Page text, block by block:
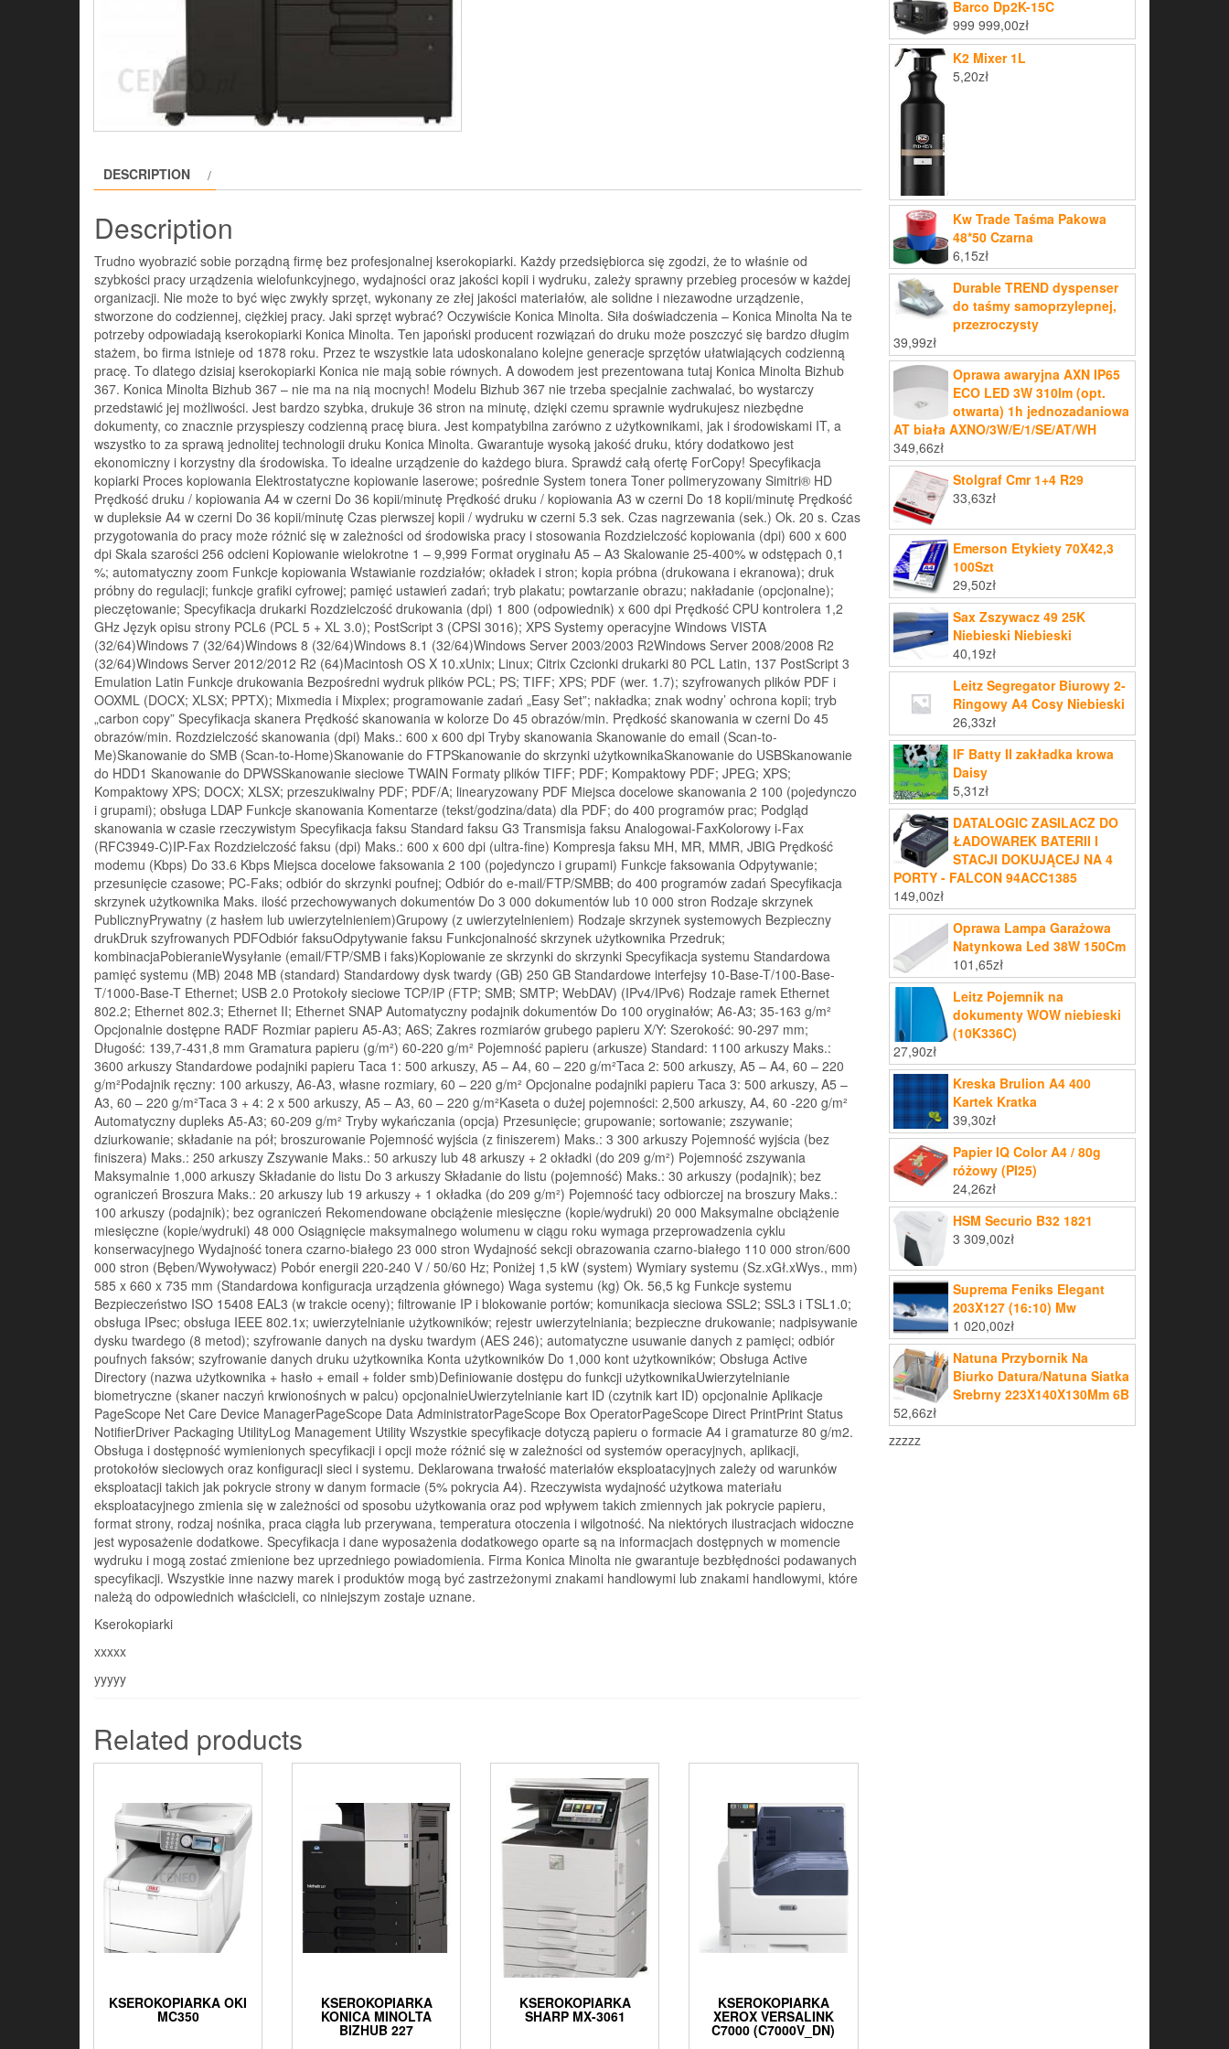
DESCRIPTION
Description
Trudno wyobrazić sobie porządną firmę bez profesjonalnej kserokopiarki. Każdy przedsiębiorca się zgodzi, że to właśnie od
szybkości pracy urządzenia wielofunkcyjnego, wydajności oraz jakości kopii i wydruku, zależy sprawny przebieg procesów w każdej
organizacji. Nie może to być więc zwykły sprzęt, wykonany ze złej jakości materiałów, ale solidne i niezawodne urządzenie,
stworzone do codziennej, ciężkiej pracy. Jaki sprzęt wybrać? Oczywiście Konica Minolta. Siła doświadczenia – Konica Minolta Na te
potrzeby odpowiadają kserokopiarki Konica Minolta. Ten japoński producent rozwiązań do druku może poszczyć się bardzo długim
stażem, bo firma istnieje od 1878 roku. Przez te wszystkie lata udoskonalano kolejne generacje sprzętów ułatwiających codzienną
pracę. To dlatego dzisiaj kserokopiarki Konica nie mają sobie równych. A dowodem jest prezentowana tutaj Konica Minolta Bizhub
367. Konica Minolta Bizhub 367 – nie ma na nią mocnych! Modelu Bizhub 367 nie trzeba specjalnie zachwalać, bo wystarczy
przedstawić jej możliwości. Jest bardzo szybka, drukuje 36 stron na minutę, dzięki czemu sprawnie wydrukujesz niezbędne
dokumenty, co znacznie przyspieszy codzienną pracę biura. Jest kompatybilna zarówno z użytkownikami, jak i środowiskami IT, a
wszystko to za sprawą jednolitej technologii druku Konica Minolta. Gwarantuje wysoką jakość druku, który dodatkowo jest
ekonomiczny i korzystny dla środowiska. To idealne urządzenie do każdego biura. Sprawdź całą ofertę ForCopy! Specyfikacja
kopiarki Proces kopiowania Elektrostatyczne kopiowanie laserowe; pośrednie System tonera Toner polimeryzowany Simitri® HD
Prędkość druku / kopiowania A4 w czerni Do 36 kopii/minutę Prędkość druku / kopiowania A3 w czerni Do 18 kopii/minutę Prędkość
w dupleksie A4 w czerni Do 36 kopii/minutę Czas pierwszej kopii / wydruku w czerni 5.3 sek. Czas nagrzewania (sek.) Ok. 20 s. Czas
przygotowania do pracy może różnić się w zależności od środowiska pracy i stosowania Rozdzielczość kopiowania (dpi) 600 x 600
dpi Skala szarości 256 odcieni Kopiowanie wielokrotne 1 – 9,999 Format oryginału A5 – A3 Skalowanie 25­-400% w odstępach 0,1
%; automatyczny zoom Funkcje kopiowania Wstawianie rozdziałów; okładek i stron; kopia próbna (drukowana i ekranowa); druk
próbny do regulacji; funkcje grafiki cyfrowej; pamięć ustawień zadań; tryb plakatu; powtarzanie obrazu; nakładanie (opcjonalne);
pieczętowanie; Specyfikacja drukarki Rozdzielczość drukowania (dpi) 1 800 (odpowiednik) x 600 dpi Prędkość CPU kontrolera 1,2
GHz Język opisu strony PCL6 (PCL 5 + XL 3.0); PostScript 3 (CPSI 3016); XPS Systemy operacyjne Windows VISTA
(32/64)Windows 7 (32/64)Windows 8 (32/64)Windows 8.1 (32/64)Windows Server 2003/2003 R2Windows Server 2008/2008 R2
(32/64)Windows Server 2012/2012 R2 (64)Macintosh OS X 10.xUnix; Linux; Citrix Czcionki drukarki 80 PCL Latin, 137 PostScript 3
Emulation Latin Funkcje drukowania Bezpośredni wydruk plików PCL; PS; TIFF; XPS; PDF (wer. 1.7); szyfrowanych plików PDF i
OOXML (DOCX; XLSX; PPTX); Mixmedia i Mixplex; programowanie zadań „Easy Set”; nakładka; znak wodny’ ochrona kopii; tryb
„carbon copy” Specyfikacja skanera Prędkość skanowania w kolorze Do 45 obrazów/min. Prędkość skanowania w czerni Do 45
obrazów/min. Rozdzielczość skanowania (dpi) Maks.: 600 x 600 dpi Tryby skanowania Skanowanie do email (Scan-to-
Me)Skanowanie do SMB (Scan-to-Home)Skanowanie do FTPSkanowanie do skrzynki użytkownikaSkanowanie do USBSkanowanie
do HDD1 Skanowanie do DPWSSkanowanie sieciowe TWAIN Formaty plików TIFF; PDF; Kompaktowy PDF; JPEG; XPS;
Kompaktowy XPS; DOCX; XLSX; przeszukiwalny PDF; PDF/A; linearyzowany PDF Miejsca docelowe skanowania 2 100 (pojedynczo
i grupami); obsługa LDAP Funkcje skanowania Komentarze (tekst/godzina/data) dla PDF; do 400 programów prac; Podgląd
skanowania w czasie rzeczywistym Specyfikacja faksu Standard faksu G3 Transmisja faksu Analogowai-FaxKolorowy i-Fax
(RFC3949-C)IP-Fax Rozdzielczość faksu (dpi) Maks.: 600 x 600 dpi (ultra-fine) Kompresja faksu MH, MR, MMR, JBIG Prędkość
modemu (Kbps) Do 33.6 Kbps Miejsca docelowe faksowania 2 100 (pojedynczo i grupami) Funkcje faksowania Odpytywanie;
przesunięcie czasowe; PC-Faks; odbiór do skrzynki poufnej; Odbiór do e-mail/FTP/SMBB; do 400 programów zadań Specyfikacja
skrzynek użytkownika Maks. ilość przechowywanych dokumentów Do 3 000 dokumentów lub 10 000 stron Rodzaje skrzynek
PublicznyPrywatny (z hasłem lub uwierzytelnieniem)Grupowy (z uwierzytelnieniem) Rodzaje skrzynek systemowych Bezpieczny
drukDruk szyfrowanych PDFOdbiór faksuOdpytywanie faksu Funkcjonalność skrzynek użytkownika Przedruk;
kombinacjaPobieranieWysyłanie (email/FTP/SMB i faks)Kopiowanie ze skrzynki do skrzynki Specyfikacja systemu Standardowa
pamięć systemu (MB) 2048 MB (standard) Standardowy dysk twardy (GB) 250 GB Standardowe interfejsy 10-Base-T/100-Base-
T/1000-Base-T Ethernet; USB 2.0 Protokoły sieciowe TCP/IP (FTP; SMB; SMTP; WebDAV) (IPv4/IPv6) Rodzaje ramek Ethernet
802.2; Ethernet 802.3; Ethernet II; Ethernet SNAP Automatyczny podajnik dokumentów Do 100 oryginałów; A6-A3; 35-163 g/m²
Opcjonalnie dostępne RADF Rozmiar papieru A5-A3; A6S; Zakres rozmiarów grubego papieru X/Y: Szerokość: 90-297 mm;
Długość: 139,7-431,8 mm Gramatura papieru (g/m²) 60-220 g/m² Pojemność papieru (arkusze) Standard: 1100 arkuszy Maks.:
3600 arkuszy Standardowe podajniki papieru Taca 1: 500 arkuszy, A5 – A4, 60 – 220 g/m²Taca 2: 500 arkuszy, A5 – A4, 60 – 220
g/m²Podajnik ręczny: 100 arkuszy, A6-A3, własne rozmiary, 60 – 220 g/m² Opcjonalne podajniki papieru Taca 3: 500 arkuszy, A5 –
A3, 60 – 220 g/m²Taca 3 + 4: 2 x 500 arkuszy, A5 – A3, 60 – 220 g/m²Kaseta o dużej pojemności: 2,500 arkuszy, A4, 60 -220 g/m²
Automatyczny dupleks A5-A3; 60-209 g/m² Tryby wykańczania (opcja) Przesunięcie; grupowanie; sortowanie; zszywanie;
dziurkowanie; składanie na pół; broszurowanie Pojemność wyjścia (z finiszerem) Maks.: 3 300 arkuszy Pojemność wyjścia (bez
finiszera) Maks.: 250 arkuszy Zszywanie Maks.: 50 arkuszy lub 48 arkuszy + 2 okładki (do 209 g/m²) Pojemność zszywania
Maksymalnie 1,000 arkuszy Składanie do listu Do 3 arkuszy Składanie do listu (pojemność) Maks.: 30 arkuszy (podajnik); bez
ograniczeń Broszura Maks.: 20 arkuszy lub 19 arkuszy + 1 okładka (do 209 g/m²) Pojemność tacy odbiorczej na broszury Maks.:
100 arkuszy (podajnik); bez ograniczeń Rekomendowane obciążenie miesięczne (kopie/wydruki) 20 000 Maksymalne obciążenie
miesięczne (kopie/wydruki) 48 000 Osiągnięcie maksymalnego wolumenu w ciągu roku wymaga przeprowadzenia cyklu
konserwacyjnego Wydajność tonera czarno-białego 23 000 stron Wydajność sekcji obrazowania czarno-białego 110 000 stron/600
000 stron (Bęben/Wywoływacz) Pobór energii 220-240 V / 50/60 Hz; Poniżej 1,5 kW (system) Wymiary systemu (Sz.xGł.xWys., mm)
585 x 660 x 735 mm (Standardowa konfiguracja urządzenia głównego) Waga systemu (kg) Ok. 56,5 kg Funkcje systemu
Bezpieczeństwo ISO 15408 EAL3 (w trakcie oceny); filtrowanie IP i blokowanie portów; komunikacja sieciowa SSL2; SSL3 i TSL1.0;
obsługa IPsec; obsługa IEEE 802.1x; uwierzytelnianie użytkowników; rejestr uwierzytelniania; bezpieczne drukowanie; nadpisywanie
dysku twardego (8 metod); szyfrowanie danych na dysku twardym (AES 246); automatyczne usuwanie danych z pamięci; odbiór
poufnych faksów; szyfrowanie danych druku użytkownika Konta użytkowników Do 1,000 kont użytkowników; Obsługa Active
Directory (nazwa użytkownika + hasło + email + folder smb)Definiowanie dostępu do funkcji użytkownikaUwierzytelnianie
biometryczne (skaner naczyń krwionośnych w palcu) opcjonalnieUwierzytelnianie kart ID (czytnik kart ID) opcjonalnie Aplikacje
PageScope Net Care Device ManagerPageScope Data AdministratorPageScope Box OperatorPageScope Direct PrintPrint Status
NotifierDriver Packaging UtilityLog Management Utility Wszystkie specyfikacje dotyczą papieru o formacie A4 i gramaturze 80 g/m2.
Obsługa i dostępność wymienionych specyfikacji i opcji może różnić się w zależności od systemów operacyjnych, aplikacji,
protokołów sieciowych oraz konfiguracji sieci i systemu. Deklarowana trwałość materiałów eksploatacyjnych zależy od warunków
eksploatacji takich jak pokrycie strony w danym formacie (5% pokrycia A4). Rzeczywista wydajność użytkowa materiału
eksploatacyjnego zmienia się w zależności od sposobu użytkowania oraz pod wpływem takich zmiennych jak pokrycie papieru,
format strony, rodzaj nośnika, praca ciągła lub przerywana, temperatura otoczenia i wilgotność. Na niektórych ilustracjach widoczne
jest wyposażenie dodatkowe. Specyfikacja i dane wyposażenia dodatkowego oparte są na informacjach dostępnych w momencie
wydruku i mogą zostać zmienione bez uprzedniego powiadomienia. Firma Konica Minolta nie gwarantuje bezbłędności podawanych
specyfikacji. Wszystkie inne nazwy marek i produktów mogą być zastrzeżonymi znakami handlowymi lub znakami handlowymi, które
należą do odpowiednich właścicieli, co niniejszym zostaje uznane.
Kserokopiarki
xxxxx
yyyyy
Related products
KSEROKOPIARKA OKI
MC350
KSEROKOPIARKA
KONICA MINOLTA
BIZHUB 227
KSEROKOPIARKA
SHARP MX-3061
KSEROKOPIARKA
XEROX VERSALINK
C7000 (C7000V_DN)
Barco Dp2K-15C
999 999,00zł
K2 Mixer 1L
5,20zł
Kw Trade Taśma Pakowa
48*50 Czarna
6,15zł
Durable TREND dyspenser
do taśmy samoprzylepnej,
przezroczysty
39,99zł
Oprawa awaryjna AXN IP65
ECO LED 3W 310lm (opt.
otwarta) 1h jednozadaniowa
AT biała AXNO/3W/E/1/SE/AT/WH
349,66zł
Stolgraf Cmr 1+4 R29
33,63zł
Emerson Etykiety 70X42,3
100Szt
29,50zł
Sax Zszywacz 49 25K
Niebieski Niebieski
40,19zł
Leitz Segregator Biurowy 2-
Ringowy A4 Cosy Niebieski
26,33zł
IF Batty II zakładka krowa
Daisy
5,31zł
DATALOGIC ZASILACZ DO
ŁADOWAREK BATERII I
STACJI DOKUJĄCEJ NA 4
PORTY - FALCON 94ACC1385
149,00zł
Oprawa Lampa Garażowa
Natynkowa Led 38W 150Cm
101,65zł
Leitz Pojemnik na
dokumenty WOW niebieski
(10K336C)
27,90zł
Kreska Brulion A4 400
Kartek Kratka
39,30zł
Papier IQ Color A4 / 80g
różowy (PI25)
24,26zł
HSM Securio B32 1821
3 309,00zł
Suprema Feniks Elegant
203X127 (16:10) Mw
1 020,00zł
Natuna Przybornik Na
Biurko Datura/Natuna Siatka
Srebrny 223X140X130Mm 6B
52,66zł
zzzzz